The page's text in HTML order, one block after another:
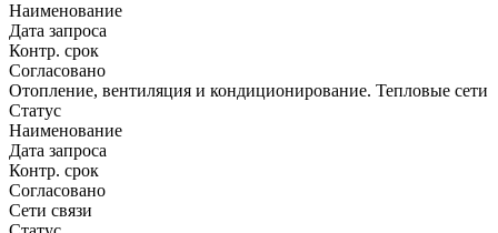
Наименование
Дата запроса
Контр. срок
Согласовано
Отопление, вентиляция и кондиционирование. Тепловые сети
Статус
Наименование
Дата запроса
Контр. срок
Согласовано
Сети связи